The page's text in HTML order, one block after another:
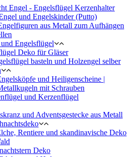
Engel - Engelsflügel Kerzenhalter
und Engelskinder (Putto)
aus Metall zum Aufhängen
Engelsflügel
Deko für Gläser
basteln und Holzengel selber
und Heiligenscheine |
mit Schrauben
und Kerzenflügel
und Adventsgestecke aus Metall
Rentiere und skandinavische Deko
Deko